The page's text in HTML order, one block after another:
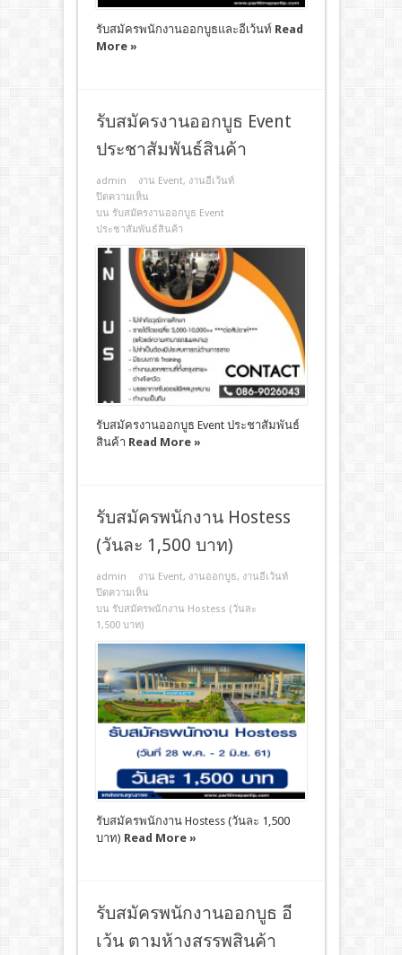
รับสมัครพนักงานออกบูธและอีเว้นท์ Read
More »
รับสมัครงานออกบูธ Event
ประชาสัมพันธ์สินค้า
admin งาน Event, งานอีเว้นท์
ปิดความเห็น
บน รับสมัครงานออกบูธ Event
ประชาสัมพันธ์สินค้า
รับสมัครงานออกบูธ Event ประชาสัมพันธ์
สินค้า Read More »
รับสมัครพนักงาน Hostess
(วันละ 1,500 บาท)
admin งาน Event, งานออกบูธ, งานอีเว้นท์
ปิดความเห็น
บน รับสมัครพนักงาน Hostess (วันละ
1,500 บาท)
รับสมัครพนักงาน Hostess (วันละ 1,500
บาท) Read More »
รับสมัครพนักงานออกบูธ อี
เว้น ตามห้างสรรพสินค้า